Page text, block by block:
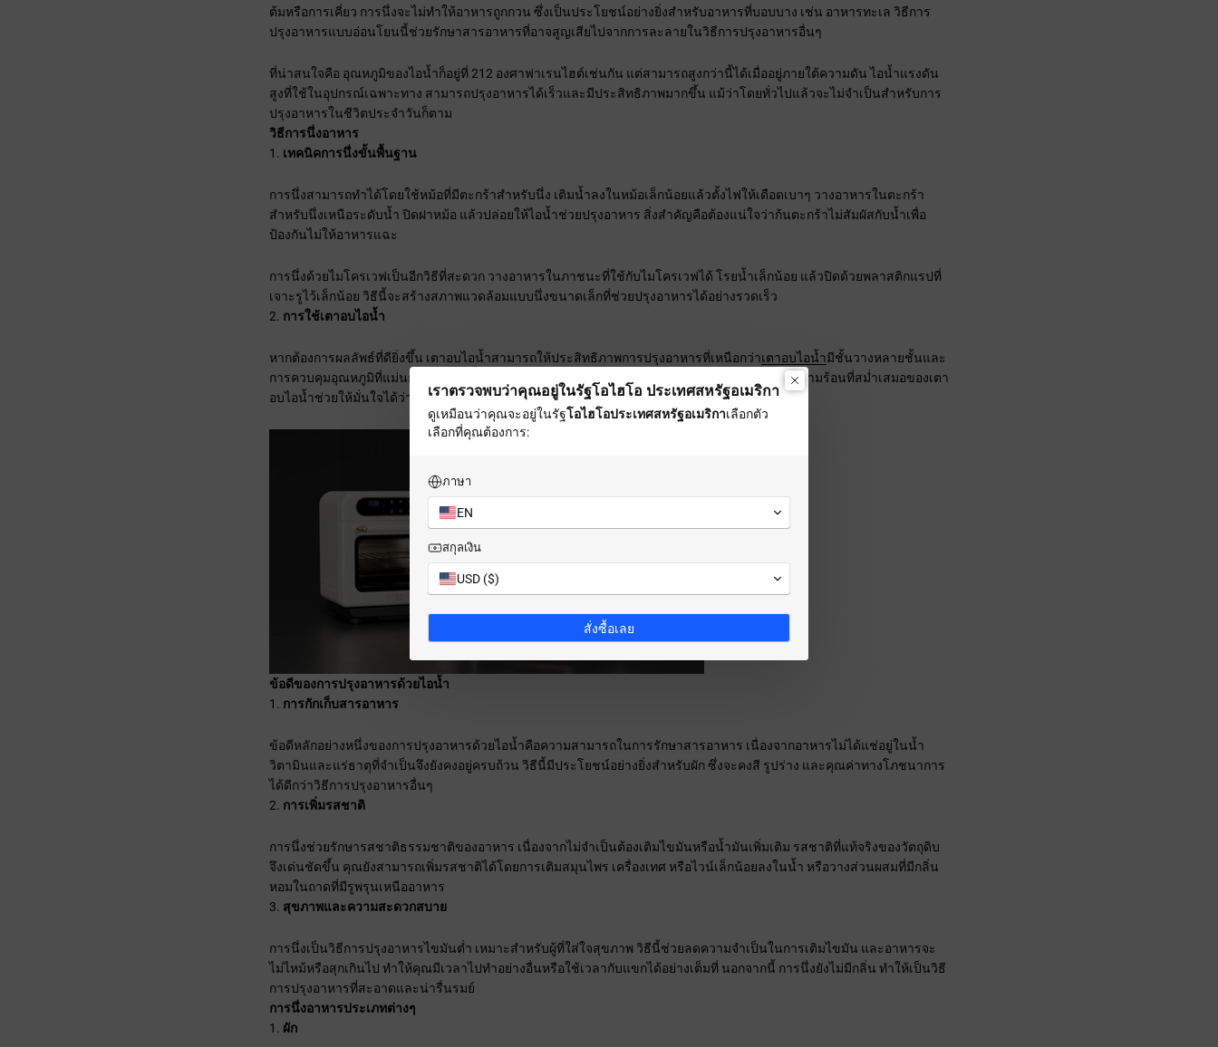
ต้มหรือการเคี่ยว การนึ่งจะไม่ทำให้อาหารถูกกวน ซึ่งเป็นประโยชน์อย่างยิ่งสำหรับอาหารที่บอบบาง เช่น อาหารทะเล วิธีการ
ปรุงอาหารแบบอ่อนโยนนี้ช่วยรักษาสารอาหารที่อาจสูญเสียไปจากการละลายในวิธีการปรุงอาหารอื่นๆ
ที่น่าสนใจคือ อุณหภูมิของไอน้ำก็อยู่ที่ 212 องศาฟาเรนไฮต์เช่นกัน แต่สามารถสูงกว่านี้ได้เมื่ออยู่ภายใต้ความดัน ไอน้ำแรงดัน
สูงที่ใช้ในอุปกรณ์เฉพาะทาง สามารถปรุงอาหารได้เร็วและมีประสิทธิภาพมากขึ้น แม้ว่าโดยทั่วไปแล้วจะไม่จำเป็นสำหรับการ
ปรุงอาหารในชีวิตประจำวันก็ตาม
วิธีการนึ่งอาหาร
เทคนิคการนึ่งขั้นพื้นฐาน
การนึ่งสามารถทำได้โดยใช้หม้อที่มีตะกร้าสำหรับนึ่ง เติมน้ำลงในหม้อเล็กน้อยแล้วตั้งไฟให้เดือดเบาๆ วางอาหารในตะกร้า
สำหรับนึ่งเหนือระดับน้ำ ปิดฝาหม้อ แล้วปล่อยให้ไอน้ำช่วยปรุงอาหาร สิ่งสำคัญคือต้องแน่ใจว่าก้นตะกร้าไม่สัมผัสกับน้ำเพื่อ
ป้องกันไม่ให้อาหารแฉะ
การนึ่งด้วยไมโครเวฟเป็นอีกวิธีที่สะดวก วางอาหารในภาชนะที่ใช้กับไมโครเวฟได้ โรยน้ำเล็กน้อย แล้วปิดด้วยพลาสติกแรปที่
เจาะรูไว้เล็กน้อย วิธีนี้จะสร้างสภาพแวดล้อมแบบนึ่งขนาดเล็กที่ช่วยปรุงอาหารได้อย่างรวดเร็ว
การใช้เตาอบไอน้ำ
หากต้องการผลลัพธ์ที่ดียิ่งขึ้น เตาอบไอน้ำสามารถให้ประสิทธิภาพการปรุงอาหารที่เหนือกว่าเตาอบไอน้ำมีชั้นวางหลายชั้นและ
การควบคุมอุณหภูมิที่แม่นยำ ช่วยให้คุณสามารถปรุงอาหารประเภทต่างๆ พร้อมกันได้ การกระจายความร้อนที่สม่ำเสมอของเตา
อบไอน้ำช่วยให้มั่นใจได้ว่าอาหารจะสุกอย่างสมบูรณ์แบบโดยใช้ความพยายามน้อยที่สุด
ข้อดีของการปรุงอาหารด้วยไอน้ำ
การกักเก็บสารอาหาร
ข้อดีหลักอย่างหนึ่งของการปรุงอาหารด้วยไอน้ำคือความสามารถในการรักษาสารอาหาร เนื่องจากอาหารไม่ได้แช่อยู่ในน้ำ
วิตามินและแร่ธาตุที่จำเป็นจึงยังคงอยู่ครบถ้วน วิธีนี้มีประโยชน์อย่างยิ่งสำหรับผัก ซึ่งจะคงสี รูปร่าง และคุณค่าทางโภชนาการ
ได้ดีกว่าวิธีการปรุงอาหารอื่นๆ
การเพิ่มรสชาติ
การนึ่งช่วยรักษารสชาติธรรมชาติของอาหาร เนื่องจากไม่จำเป็นต้องเติมไขมันหรือน้ำมันเพิ่มเติม รสชาติที่แท้จริงของวัตถุดิบ
จึงเด่นชัดขึ้น คุณยังสามารถเพิ่มรสชาติได้โดยการเติมสมุนไพร เครื่องเทศ หรือไวน์เล็กน้อยลงในน้ำ หรือวางส่วนผสมที่มีกลิ่น
หอมในถาดที่มีรูพรุนเหนืออาหาร
สุขภาพและความสะดวกสบาย
การนึ่งเป็นวิธีการปรุงอาหารไขมันต่ำ เหมาะสำหรับผู้ที่ใส่ใจสุขภาพ วิธีนี้ช่วยลดความจำเป็นในการเติมไขมัน และอาหารจะ
ไม่ไหม้หรือสุกเกินไป ทำให้คุณมีเวลาไปทำอย่างอื่นหรือใช้เวลากับแขกได้อย่างเต็มที่ นอกจากนี้ การนึ่งยังไม่มีกลิ่น ทำให้เป็นวิธี
การปรุงอาหารที่สะอาดและน่ารื่นรมย์
การนึ่งอาหารประเภทต่างๆ
ผัก
เราตรวจพบว่าคุณอยู่ในรัฐโอไฮโอ ประเทศสหรัฐอเมริกา
ดูเหมือนว่าคุณจะอยู่ในรัฐโอไฮโอประเทศสหรัฐอเมริกาเลือกตัว
เลือกที่คุณต้องการ:
ภาษา
EN
สกุลเงิน
USD ($)
สั่งซื้อเลย